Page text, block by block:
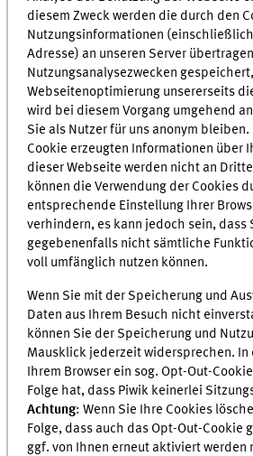
diesem Zweck werden die durch den
Nutzungsinformationen
Adresse) an unseren Server
Nutzungsanalysezwecken
Webseitenoptimierung unsererseits
wird bei diesem Vorgang umge­hend
Sie als Nutzer für uns anonym
Cookie erzeugten Informationen über
dieser Webseite werden nicht an
können die Verwendung der Cookies
entsprechende Einstellung Ihrer
verhindern, es kann jedoch sein, dass
gegebenenfalls nicht sämtliche
voll umfänglich nutzen können.
Wenn Sie mit der Spei­che­rung und
Daten aus Ihrem Besuch nicht
kön­nen Sie der Spei­che­rung und
Maus­klick jederzeit wider­spre­chen. In
Ihrem Browser ein sog. Opt-Out-
Folge hat, dass Piwik kei­ner­lei
Achtung: Wenn Sie Ihre Cookies
Folge, dass auch das Opt-Out-Cookie
ggf. von Ihnen erneut aktiviert werden